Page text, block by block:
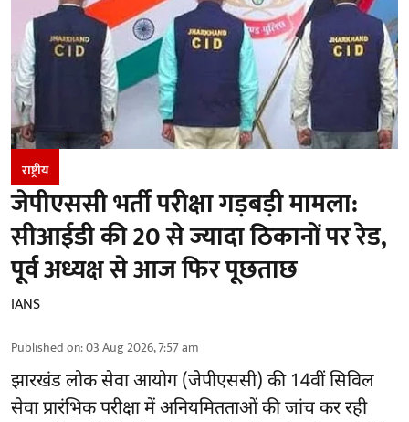
राष्ट्रीय
जेपीएससी भर्ती परीक्षा गड़बड़ी मामला:
सीआईडी की 20 से ज्यादा ठिकानों पर रेड,
पूर्व अध्यक्ष से आज फिर पूछताछ
IANS
Published on:03 Aug 2026, 7:57 am
झारखंड लोक सेवा आयोग (जेपीएससी) की 14वीं सिविल
सेवा प्रारंभिक परीक्षा में अनियमितताओं की जांच कर रही